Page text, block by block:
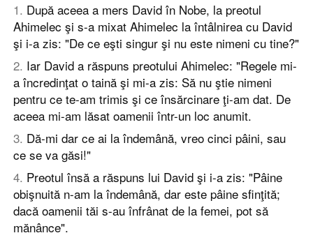
1. După aceea a mers David în Nobe, la preotul
Ahimelec şi s-a mixat Ahimelec la întâlnirea cu David
şi i-a zis: "De ce eşti singur şi nu este nimeni cu tine?"
2. Iar David a răspuns preotului Ahimelec: "Regele mi-
a încredinţat o taină şi mi-a zis: Să nu ştie nimeni
pentru ce te-am trimis şi ce însărcinare ţi-am dat. De
aceea mi-am lăsat oamenii într-un loc anumit.
3. Dă-mi dar ce ai la îndemână, vreo cinci pâini, sau
ce se va găsi!"
4. Preotul însă a răspuns lui David şi i-a zis: "Pâine
obişnuită n-am la îndemână, dar este pâine sfinţită;
dacă oamenii tăi s-au înfrânat de la femei, pot să
mănânce".